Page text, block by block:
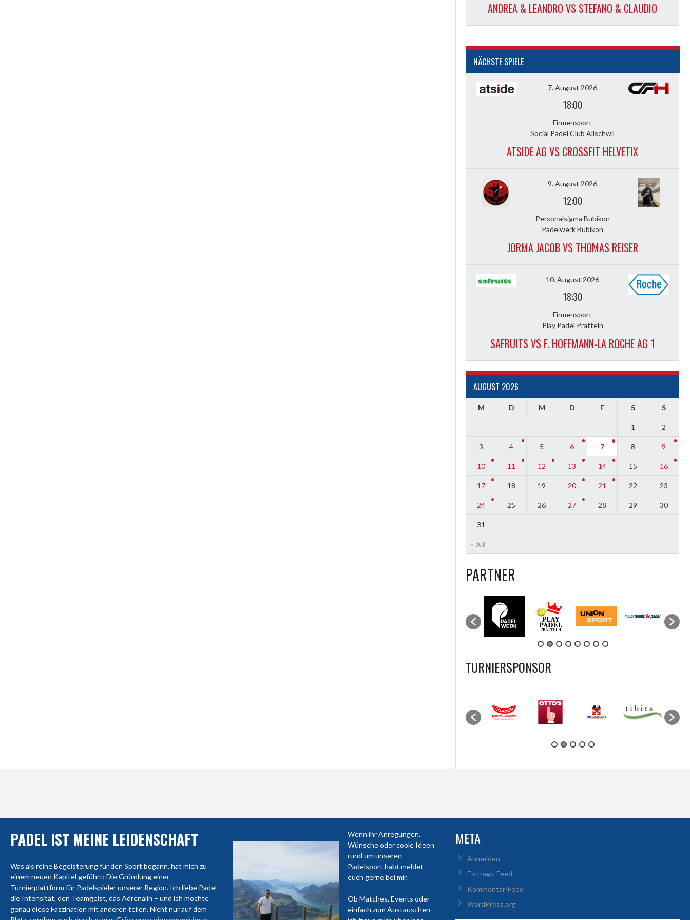
ANDREA & LEANDRO VS STEFANO & CLAUDIO
NÄCHSTE SPIELE
7. August 2026
18:00
Firmensport
Social Padel Club Allschwil
ATSIDE AG VS CROSSFIT HELVETIX
9. August 2026
12:00
Personalsigma Bubikon
Padelwerk Bubikon
JORMA JACOB VS THOMAS REISER
10. August 2026
18:30
Firmensport
Play Padel Pratteln
SAFRUITS VS F. HOFFMANN-LA ROCHE AG 1
AUGUST 2026
M D M D F S S
« Juli
1 2
3 4 5 6 7 8 9
10 11 12 13 14 15 16
17 18 19 20 21 22 23
24 25 26 27 28 29 30
31
PARTNER
TURNIERSPONSOR
PADEL IST MEINE LEIDENSCHAFT
Was als reine Begeisterung für den Sport begann, hat mich zu
einem neuen Kapitel geführt: Die Gründung einer
Turnierplattform für Padelspieler unserer Region. Ich liebe Padel –
die Intensität, den Teamgeist, das Adrenalin – und ich möchte
genau diese Faszination mit anderen teilen. Nicht nur auf dem
Wenn ihr Anregungen,
Wünsche oder coole Ideen
rund um unseren
Padelsport habt meldet
euch gerne bei mir.
Ob Matches, Events oder
einfach zum Austauschen -
META
Anmelden
Eintrags-Feed
Kommentar-Feed
WordPress.org